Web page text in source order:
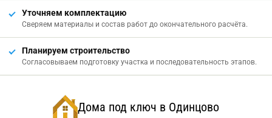
Уточняем комплектацию
Сверяем материалы и состав работ до окончательного расчёта.
Планируем строительство
Согласовываем подготовку участка и последовательность этапов.
Дома под ключ в Одинцово